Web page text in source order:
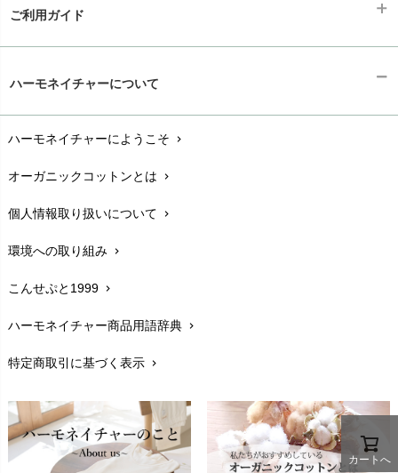
生活アートクラブ
nanadecor（ナナデェコール）
ぬくぐるみ工房
Haruulala（ハルウララ）
Pantyliners Organics（パンティライナーズ）
plantia（プランティア）
PRISTINE（プリスティン）
kidscase（キッズケース）
LITTLE INDIANS（リトルインディアンズ）
maggies（マギーズ）
MAINIO（マイニオ）
MAUD N LIL（モード・ン・リル）
maxomorra（マクソモーラ）
Molo（モロ）
My Little Cozmo（マイリトルコズモ）
NATURAPURA（ナチュラプラ）
Nukleus（ニュクレス）
カートへ
ご利用ガイド
配送と送料chevron_right
在庫状況と発送予定chevron_right
サイズ・寸法chevron_right
生地・素材chevron_right
お手入れについて
レビューを書こうchevron_right
返品交換chevron_right
FAXでのご注文
お問い合わせchevron_right
ハーモネイチャーについて
ハーモネイチャーにようこそ chevron_right
オーガニックコットンとは chevron_right
個人情報取り扱いについて chevron_right
環境への取り組み chevron_right
こんせぷと1999 chevron_right
ハーモネイチャー商品用語辞典 chevron_right
特定商取引に基づく表示 chevron_right